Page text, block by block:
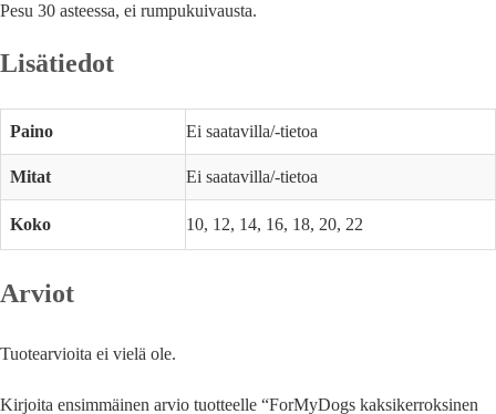
Pesu 30 asteessa, ei rumpukuivausta.
Lisätiedot
Paino Ei saatavilla/-tietoa
Mitat Ei saatavilla/-tietoa
Koko 10, 12, 14, 16, 18, 20, 22
Arviot
Tuotearvioita ei vielä ole.
Kirjoita ensimmäinen arvio tuotteelle “ForMyDogs kaksikerroksinen